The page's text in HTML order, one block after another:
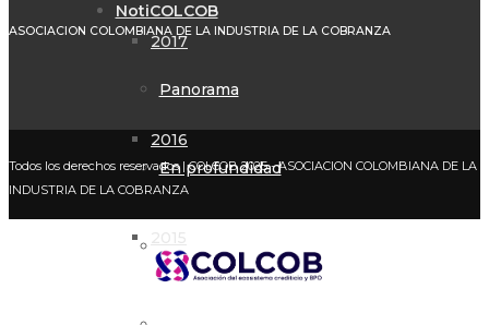
NotiCOLCOB
Panorama
En profundidad
Mirada
2017
2016
ASOCIACION COLOMBIANA DE LA INDUSTRIA DE LA COBRANZA
Todos los derechos reservados | COLCOB 2025 - ASOCIACION COLOMBIANA DE LA
INDUSTRIA DE LA COBRANZA